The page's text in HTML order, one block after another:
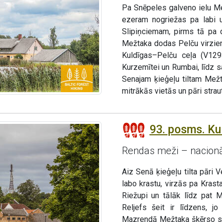
Pa Snēpeles galveno ielu
ezeram nogriežas pa labi
Slipiņciemam, pirms tā pa
Mežtaka dodas Pelču
Kuldīgas–Pelču ceļa
Kurzemītei un Rumbai, līdz
Senajam ķieģeļu tiltam
mitrākās vietās un pāri
93. posms.
Rendas meži –
Aiz Senā ķieģeļu tilta pāri
labo krastu, virzās pa
Riežupi un tālāk līdz pat
Reljefs šeit ir līdzens, jo
Mazrendā Mežtaka šķērso